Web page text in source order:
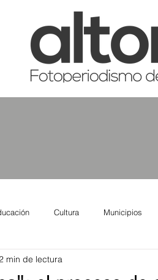
Cultura Municipios
Salud
2 min de lectura